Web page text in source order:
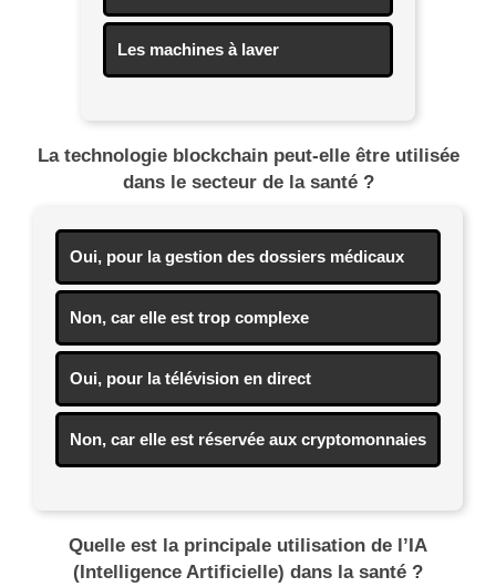
Les machines à laver
La technologie blockchain peut-elle être utilisée
dans le secteur de la santé ?
Oui, pour la gestion des dossiers médicaux
Non, car elle est trop complexe
Oui, pour la télévision en direct
Non, car elle est réservée aux cryptomonnaies
Quelle est la principale utilisation de l’IA
(Intelligence Artificielle) dans la santé ?